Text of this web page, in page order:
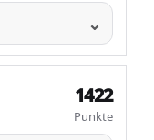
1422
Punkte